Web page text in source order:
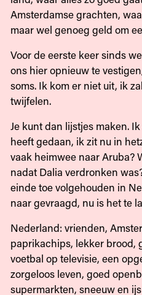
Amsterdamse grachten,
maar wel genoeg geld om
Voor de eerste keer sinds
ons hier opnieuw te
soms. Ik kom er niet uit, ik
twijfelen.
Je kunt dan lijstjes maken.
heeft gedaan, ik zit nu in
vaak heimwee naar Aruba?
nadat Dalia verdronken
einde toe volgehouden in
naar gevraagd, nu is het te
Nederland: vrienden,
paprikachips, lekker brood,
voetbal op televisie, een
zorgeloos leven, goed
supermarkten, sneeuw en